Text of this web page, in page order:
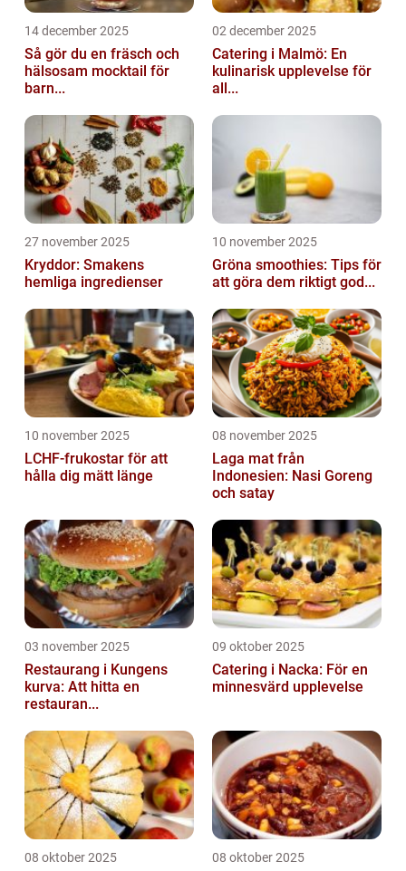
14 december 2025
Så gör du en fräsch och
hälsosam mocktail för
barn...
02 december 2025
Catering i Malmö: En
kulinarisk upplevelse för
all...
27 november 2025
Kryddor: Smakens
hemliga ingredienser
10 november 2025
Gröna smoothies: Tips för
att göra dem riktigt god...
10 november 2025
LCHF-frukostar för att
hålla dig mätt länge
08 november 2025
Laga mat från
Indonesien: Nasi Goreng
och satay
03 november 2025
Restaurang i Kungens
kurva: Att hitta en
restauran...
09 oktober 2025
Catering i Nacka: För en
minnesvärd upplevelse
08 oktober 2025 08 oktober 2025